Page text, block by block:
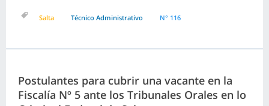
Salta Técnico Administrativo N° 116
Postulantes para cubrir una vacante en la
Fiscalía Nº 5 ante los Tribunales Orales en lo